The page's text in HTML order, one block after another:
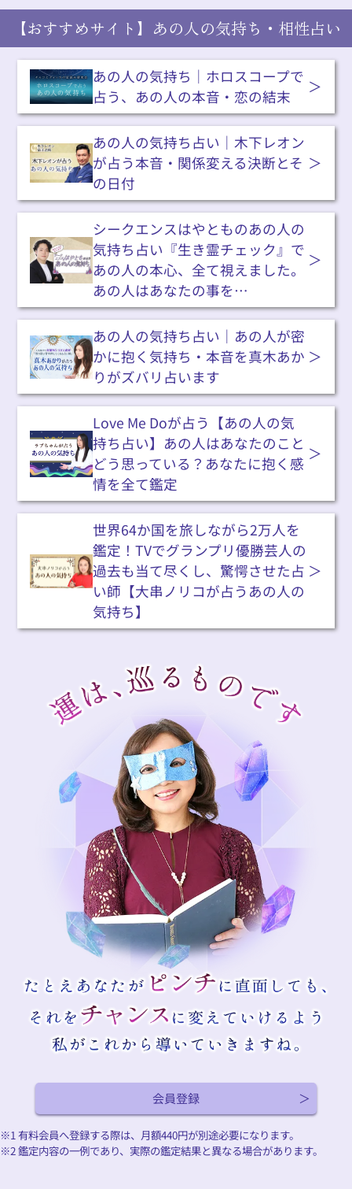
【おすすめサイト】あの人の気持ち・相性占い
あの人の気持ち｜ホロスコープで
占う、あの人の本音・恋の結末
あの人の気持ち占い｜木下レオン
が占う本音・関係変える決断とそ
の日付
シークエンスはやとものあの人の
気持ち占い『生き霊チェック』で
あの人の本心、全て視えました。
あの人はあなたの事を…
あの人の気持ち占い｜あの人が密
かに抱く気持ち・本音を真木あか
りがズバリ占います
Love Me Doが占う【あの人の気
持ち占い】あの人はあなたのこと
どう思っている？あなたに抱く感
情を全て鑑定
世界64か国を旅しながら2万人を
鑑定！TVでグランプリ優勝芸人の
過去も当て尽くし、驚愕させた占
い師【大串ノリコが占うあの人の
気持ち】
会員登録
※1 有料会員へ登録する際は、月額440円が別途必要になります。
※2 鑑定内容の一例であり、実際の鑑定結果と異なる場合があります。